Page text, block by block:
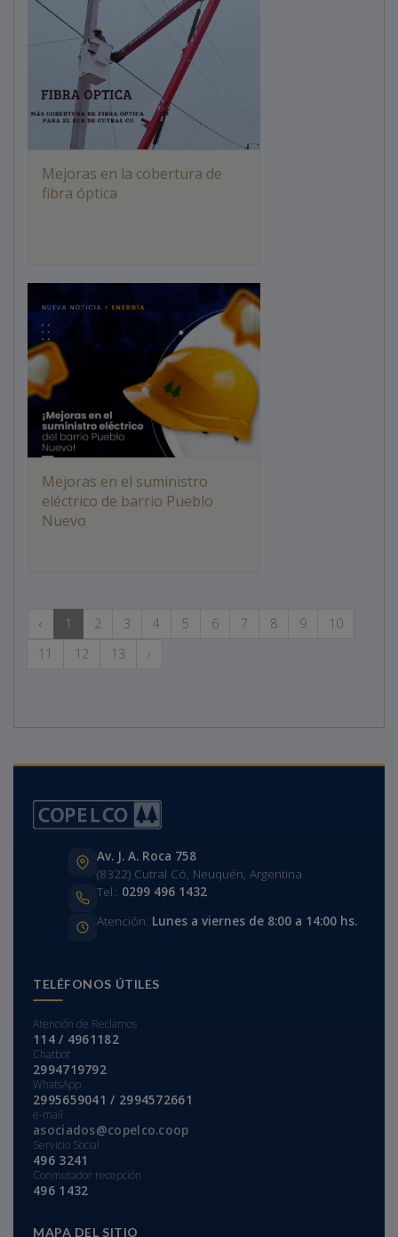
Mejoras en la cobertura de
fibra óptica
Mejoras en el suministro
eléctrico de barrio Pueblo
Nuevo
‹ 1 2 3 4 5 6 7 8 9
10
11
12 13 ›
Av. J. A. Roca 758
(8322) Cutral Có, Neuquén, Argentina
Tel.: 0299 496 1432
Atención: Lunes a viernes de 8:00 a 14:00 hs.
TELÉFONOS ÚTILES
Atención de Reclamos
114 / 4961182
Chatbot
2994719792
WhatsApp
2995659041 / 2994572661
e-mail
asociados@copelco.coop
Servicio Social
496 3241
Conmutador recepción
496 1432
MAPA DEL SITIO